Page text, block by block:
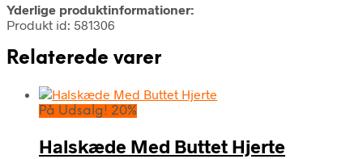
Yderlige produktinformationer:
Produkt id: 581306
Relaterede varer
På Udsalg! 20%
Halskæde Med Buttet Hjerte